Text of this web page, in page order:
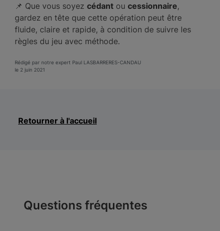
📌 Que vous soyez cédant ou cessionnaire,
gardez en tête que cette opération peut être
fluide, claire et rapide, à condition de suivre les
règles du jeu avec méthode.
Rédigé par notre expert Paul LASBARRERES-CANDAU
le 2 juin 2021
Retourner à l'accueil
Questions fréquentes